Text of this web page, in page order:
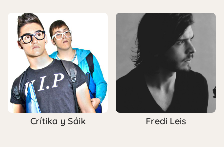
Crítika y Sáik Fredi Leis